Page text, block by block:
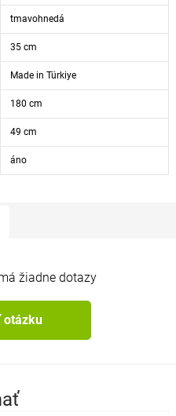
tmavohnedá
35 cm
Made in Türkiye
180 cm
49 cm
áno
žiadne dotazy
otázku